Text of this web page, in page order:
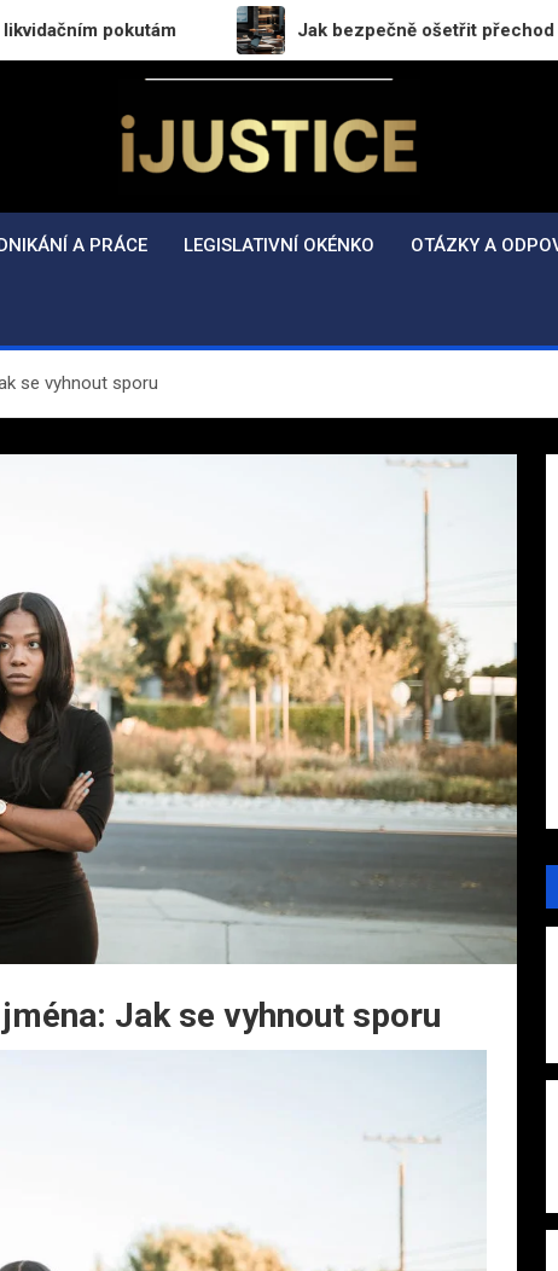
Jak bezpečně ošetřit přechod práv a
i-Justice.cz
Právo, legislativa a finance v praxi
A PRÁCE LEGISLATIVNÍ OKÉNKO OTÁZKY A
se vyhnout sporu
Jak se vyhnout sporu